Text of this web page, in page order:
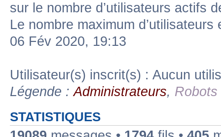
sur le nombre d’utilisateurs actifs
Le nombre maximum
06 Fév 2020, 19:13
Utilisateur(s) inscrit(s) : Aucun
Légende :Administrateurs, Robots
STATISTIQUES